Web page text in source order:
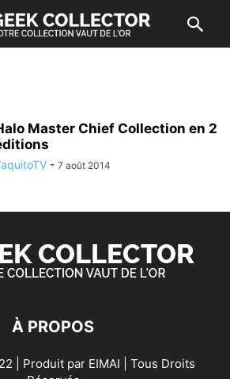
Master Chief Collection en 2
- 7 août 2014
À PROPOS
| Produit par EIMAI | Tous Droits